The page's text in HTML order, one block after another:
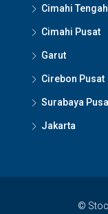
Cimahi Tengah
Cimahi Pusat
Garut
Cirebon Pusat
Surabaya
Jakarta
©